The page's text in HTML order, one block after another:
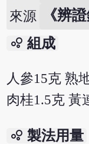
來源 《辨
bubble_chart 組成
人參15克 熟
肉桂1.5克 黃
bubble_chart 製法用量